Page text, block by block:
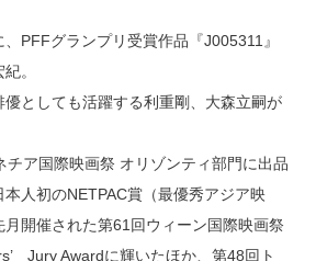
PFFグランプリ受賞作品『J005311』
。
としても活躍する利重剛、大森立嗣が
チア国際映画祭 オリゾンティ部門に出品
人初のNETPAC賞（最優秀アジア映
開催された第61回ウィーン国際映画祭
Jury Awardに輝いたほか、第48回ト